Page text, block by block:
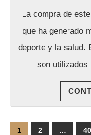
La compra de
que ha generado
deporte y la salud.
son utilizados
Posts
1 2 … 40